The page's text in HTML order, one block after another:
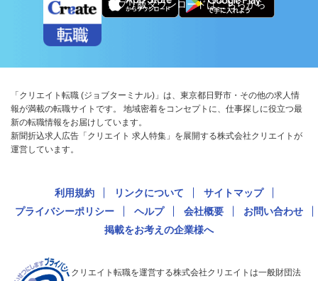
アプリ版ダウンロードはこちらから
「クリエイト転職 (ジョブターミナル)」は、東京都日野市・その他の求人情
報が満載の転職サイトです。 地域密着をコンセプトに、仕事探しに役立つ最
新の転職情報をお届けしています。
新聞折込求人広告「クリエイト 求人特集」を展開する株式会社クリエイトが
運営しています。
利用規約 リンクについて
サイトマップ
プライバシーポリシー
ヘルプ 会社概要
お問い合わせ
掲載をお考えの企業様へ
クリエイト転職を運営する株式会社クリエイトは一般財団法